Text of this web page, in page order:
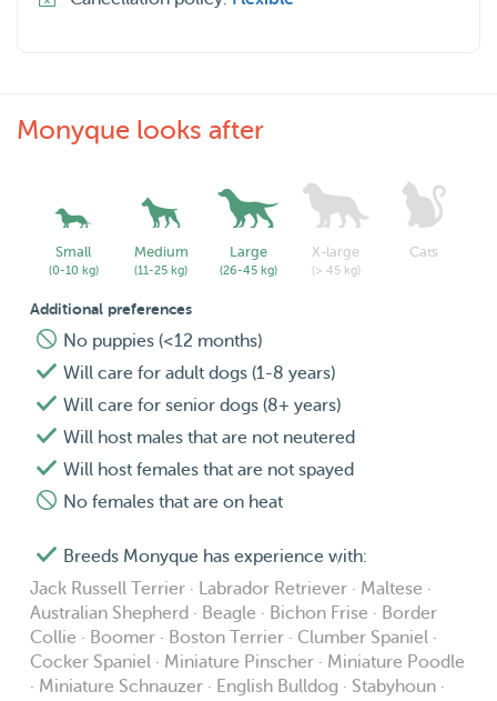
**Dagopvang: Inchecken van 9:00 tot 17:00 uur.
maar er geldt een extra dagtarief. Als u van deze service
bericht te sturen. We zullen de kwestie verder bekijken.**
****De prijzen voor dagopvang en overnachtingen
1 t/m 31 augustus.
Dagopvang: € 35
Overnachting: € 40
(Korting geldig voor eerste boekingen tijdens de
informatie.)****
Monyque looks after
Small
(0-10 kg)
Medium
(11-25 kg)
Large
(26-45 kg)
X-large
(> 45 kg)
Cats
Additional preferences
No puppies (<12 months)
Will care for adult dogs (1-8 years)
Will care for senior dogs (8+ years)
Will host males that are not neutered
Will host females that are not spayed
No females that are on heat
Breeds Monyque has experience with:
Jack Russell Terrier · Labrador Retriever · Maltese ·
Australian Shepherd · Beagle · Bichon Frise · Border
Collie · Boomer · Boston Terrier · Clumber Spaniel ·
Cocker Spaniel · Miniature Pinscher · Miniature Poodle
· Miniature Schnauzer · English Bulldog · Stabyhoun ·